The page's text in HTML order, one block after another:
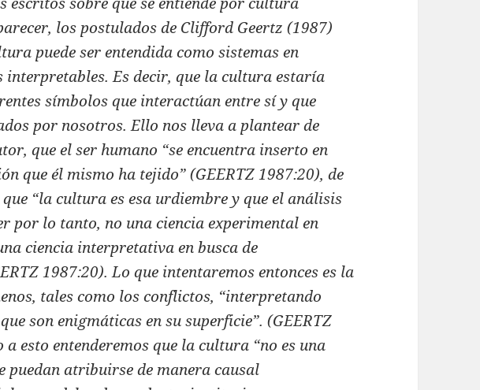
los postulados de Clifford Geertz (1987)
puede ser entendida como sistemas en
interpretables. Es decir, que la cultura estaría
símbolos que interactúan entre sí y que
por nosotros. Ello nos lleva a plantear de
que el ser humano “se encuentra inserto en
que él mismo ha tejido” (GEERTZ 1987:20), de
“la cultura es esa urdiembre y que el análisis
por lo tanto, no una ciencia experimental en
ciencia interpretativa en busca de
1987:20). Lo que intentaremos entonces es la
tales como los conflictos, “interpretando
son enigmáticas en su superficie”. (GEERTZ
a esto entenderemos que la cultura “no es una
puedan atribuirse de manera causal